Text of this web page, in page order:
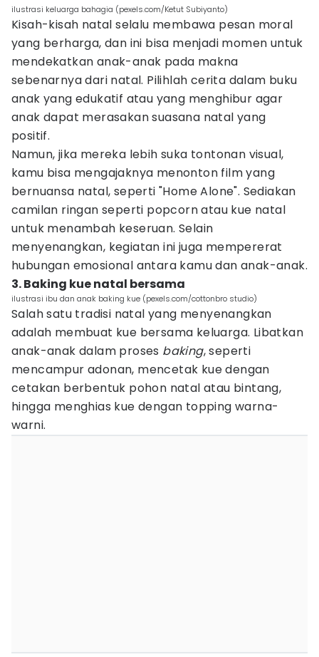
ilustrasi keluarga bahagia (pexels.com/Ketut Subiyanto)
Kisah-kisah natal selalu membawa pesan moral
yang berharga, dan ini bisa menjadi momen untuk
mendekatkan anak-anak pada makna
sebenarnya dari natal. Pilihlah cerita dalam buku
anak yang edukatif atau yang menghibur agar
anak dapat merasakan suasana natal yang
positif.
Namun, jika mereka lebih suka tontonan visual,
kamu bisa mengajaknya menonton film yang
bernuansa natal, seperti "Home Alone". Sediakan
camilan ringan seperti popcorn atau kue natal
untuk menambah keseruan. Selain
menyenangkan, kegiatan ini juga mempererat
hubungan emosional antara kamu dan anak-anak.
3. Baking kue natal bersama
ilustrasi ibu dan anak baking kue (pexels.com/cottonbro studio)
Salah satu tradisi natal yang menyenangkan
adalah membuat kue bersama keluarga. Libatkan
anak-anak dalam proses baking, seperti
mencampur adonan, mencetak kue dengan
cetakan berbentuk pohon natal atau bintang,
hingga menghias kue dengan topping warna-
warni.